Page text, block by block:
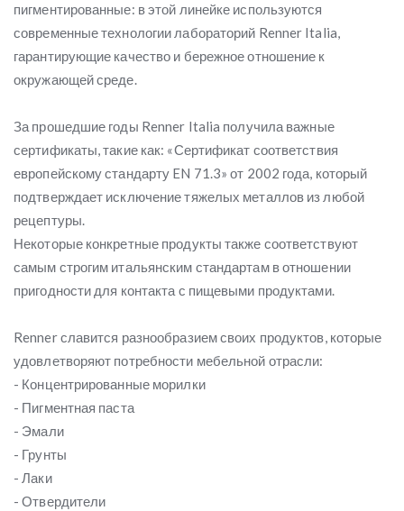
пигментированные: в этой линейке используются
современные технологии лабораторий Renner Italia,
гарантирующие качество и бережное отношение к
окружающей среде.
За прошедшие годы Renner Italia получила важные
сертификаты, такие как: «Сертификат соответствия
европейскому стандарту EN 71.3» от 2002 года, который
подтверждает исключение тяжелых металлов из любой
рецептуры.
Некоторые конкретные продукты также соответствуют
самым строгим итальянским стандартам в отношении
пригодности для контакта с пищевыми продуктами.
Renner славится разнообразием своих продуктов, которые
удовлетворяют потребности мебельной отрасли:
- Концентрированные морилки
- Пигментная паста
- Эмали
- Грунты
- Лаки
- Отвердители